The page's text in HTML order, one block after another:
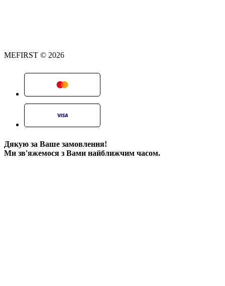
MEFIRST © 2026
Дякую за Ваше замовлення!
Ми зв'яжемося з Вами найближчим часом.